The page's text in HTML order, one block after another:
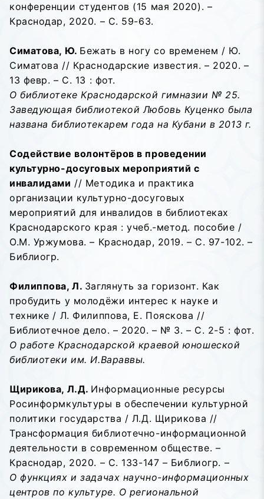
конференции студентов (15 мая 2020). –
Краснодар, 2020. – С. 59-63.
Симатова, Ю. Бежать в ногу со временем / Ю.
Симатова // Краснодарские известия. – 2020. –
13 февр. – С. 13 : фот.
О библиотеке Краснодарской гимназии № 25.
Заведующая библиотекой Любовь Куценко была
названа библиотекарем года на Кубани в 2013 г.
Содействие волонтёров в проведении
культурно-досуговых мероприятий с
инвалидами // Методика и практика
организации культурно-досуговых
мероприятий для инвалидов в библиотеках
Краснодарского края : учеб.-метод. пособие /
О.М. Уржумова. – Краснодар, 2019. – С. 97-102. –
Библиогр.
Филиппова, Л. Заглянуть за горизонт. Как
пробудить у молодёжи интерес к науке и
технике / Л. Филиппова, Е. Пояскова //
Библиотечное дело. – 2020. – № 3. – С. 2-5 : фот.
О работе Краснодарской краевой юношеской
библиотеки им. И.Вараввы.
Щирикова, Л.Д. Информационные ресурсы
Росинформкультуры в обеспечении культурной
политики государства / Л.Д. Щирикова //
Трансформация библиотечно-информационной
деятельности в современном обществе. –
Краснодар, 2020. – С. 133-147 – Библиогр. –
О функциях и задачах научно-информационных
центров по культуре. О региональной